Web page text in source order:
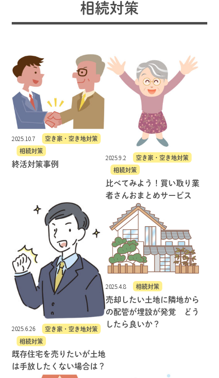
相続対策
2025.10.7 空き家・空き地対策
相続対策
終活対策事例
2025.9.2 空き家・空き地対策
相続対策
比べてみよう！買い取り業
者さんおまとめサービス
2025.6.26 空き家・空き地対策
相続対策
既存住宅を売りたいが土地
は手放したくない場合は？
2025.4.8 相続対策
売却したい土地に隣地から
の配管が埋設が発覚 どう
したら良いか？